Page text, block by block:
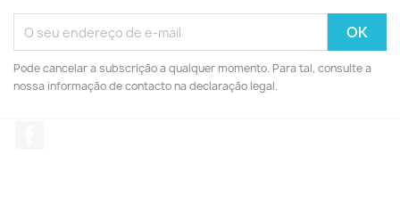
Pode cancelar a subscrição a qualquer momento. Para tal, consulte a
nossa informação de contacto na declaração legal.